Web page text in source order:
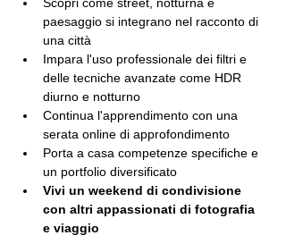
paesaggio si integrano nel racconto di
una città
Impara l'uso professionale dei filtri e
delle tecniche avanzate come HDR
diurno e notturno
Continua l'apprendimento con una
serata online di approfondimento
Porta a casa competenze specifiche e
un portfolio diversificato
Vivi un weekend di condivisione
con altri appassionati di fotografia
e viaggio